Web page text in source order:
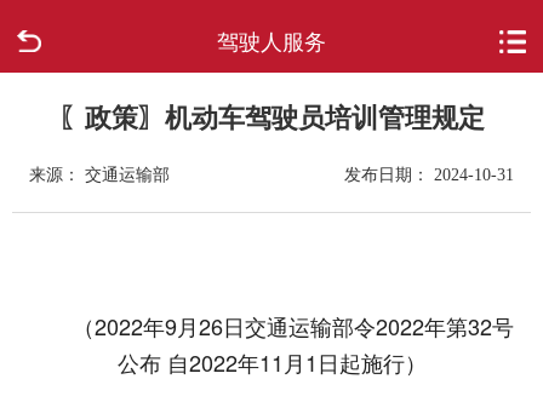
驾驶人服务
走进柳城
新闻中心
〖政策〗机动车驾驶员培训管理规定
来源： 交通运输部 发布日期： 2024-10-31
（2022年9月26日交通运输部令2022年第32号
公布 自2022年11月1日起施行）